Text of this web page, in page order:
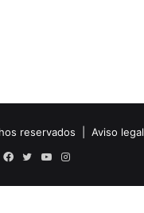
reservados | Aviso legal
Facebook
TwitterYouTubeInstagram